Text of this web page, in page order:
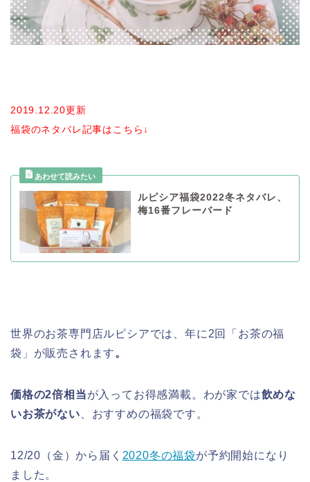
2019.12.20更新
福袋のネタバレ記事はこちら↓
ルピシア福袋2022冬ネタバレ、
梅16番フレーバード
世界のお茶専門店ルピシアでは、年に2回「お茶の福
袋」が販売されます。
価格の2倍相当が入ってお得感満載。わが家では飲めな
いお茶がない 、おすすめの福袋です。
12/20（金）から届く 2020冬の福袋が予約開始になり
ました。